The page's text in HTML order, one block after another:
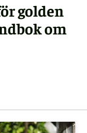
golden
om